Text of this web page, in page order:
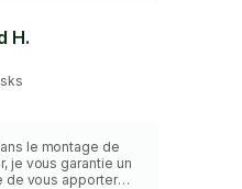
pour vous
H.
le montage de
je vous garantie un
de vous apporter